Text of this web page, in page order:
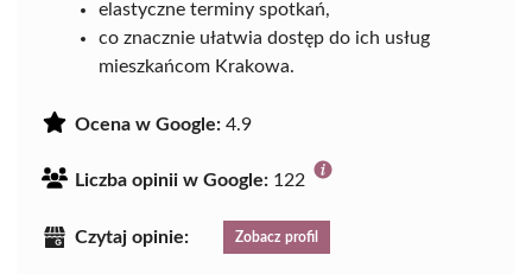
elastyczne terminy spotkań,
co znacznie ułatwia dostęp do ich usług
mieszkańcom Krakowa.
Ocena w Google: 4.9
Liczba opinii w Google: 122
Czytaj opinie: Zobacz profil